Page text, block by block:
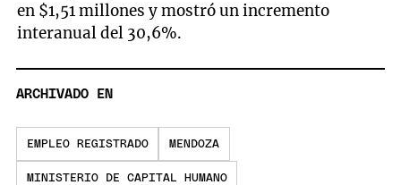
en $1,51 millones y mostró un incremento
interanual del 30,6%.
ARCHIVADO EN
EMPLEO REGISTRADO MENDOZA
MINISTERIO DE CAPITAL HUMANO